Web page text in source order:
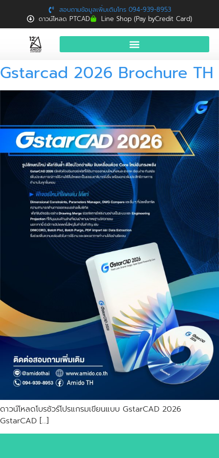
สอบถามข้อมูลเพิ่มเติมโทร 094-939-8953
ดาวน์โหลด PTCAD
Line Shop (Pay byCredit Card)
หน้าแรก
จองอบรมฟรี
News
Download
ติดต่อเรา
Gstarcad 2026 Brochure TH
ดาวน์โหลดโบรชัวร์โปรแกรมเขียนแบบ GstarCAD 2026
GstarCAD […]